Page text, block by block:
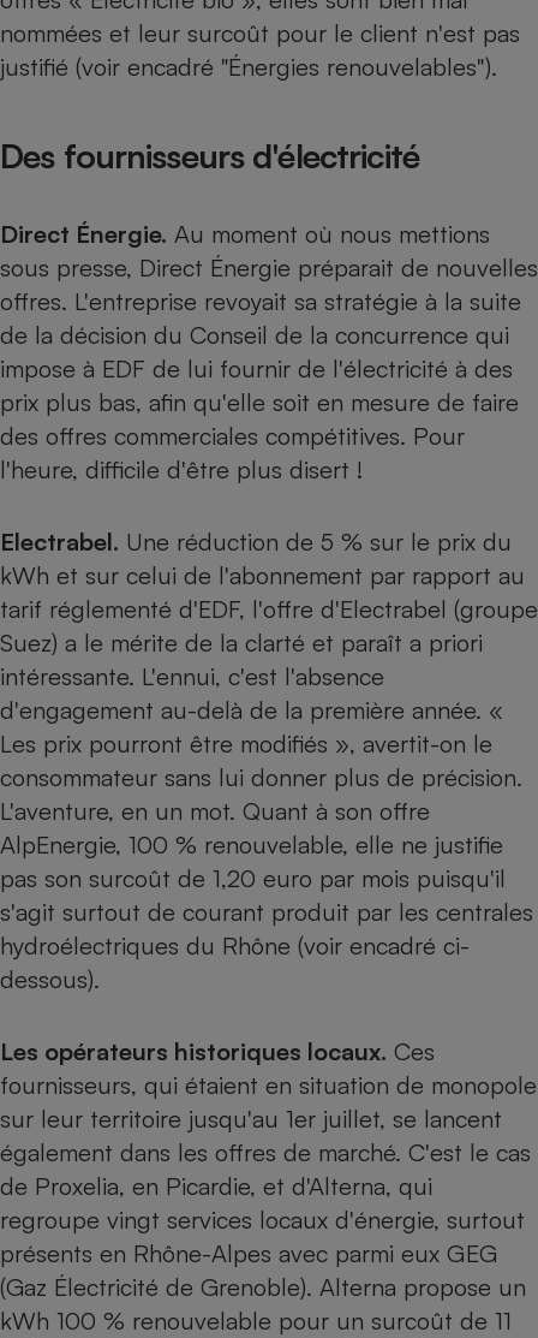
nommées et leur surcoût pour le client n'est pas
justifié (voir encadré "Énergies renouvelables").
Des fournisseurs d'électricité
Direct Énergie. Au moment où nous mettions
sous presse, Direct Énergie préparait de nouvelles
offres. L'entreprise revoyait sa stratégie à la suite
de la décision du Conseil de la concurrence qui
impose à EDF de lui fournir de l'électricité à des
prix plus bas, afin qu'elle soit en mesure de faire
des offres commerciales compétitives. Pour
l'heure, difficile d'être plus disert !
Electrabel. Une réduction de 5 % sur le prix du
kWh et sur celui de l'abonnement par rapport au
tarif réglementé d'EDF, l'offre d'Electrabel (groupe
Suez) a le mérite de la clarté et paraît a priori
intéressante. L'ennui, c'est l'absence
d'engagement au-delà de la première année. «
Les prix pourront être modifiés », avertit-on le
consommateur sans lui donner plus de précision.
L'aventure, en un mot. Quant à son offre
AlpEnergie, 100 % renouvelable, elle ne justifie
pas son surcoût de 1,20 euro par mois puisqu'il
s'agit surtout de courant produit par les centrales
hydroélectriques du Rhône (voir encadré ci-
dessous).
Les opérateurs historiques locaux. Ces
fournisseurs, qui étaient en situation de monopole
sur leur territoire jusqu'au 1er juillet, se lancent
également dans les offres de marché. C'est le cas
de Proxelia, en Picardie, et d'Alterna, qui
regroupe vingt services locaux d'énergie, surtout
présents en Rhône-Alpes avec parmi eux GEG
(Gaz Électricité de Grenoble). Alterna propose un
kWh 100 % renouvelable pour un surcoût de 11